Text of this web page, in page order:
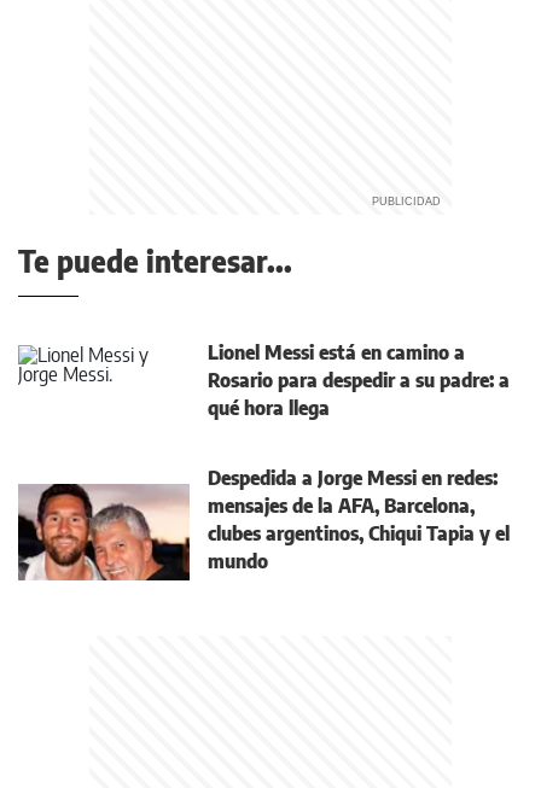
Te puede interesar...
Lionel Messi está en camino a
Rosario para despedir a su padre: a
qué hora llega
Despedida a Jorge Messi en redes:
mensajes de la AFA, Barcelona,
clubes argentinos, Chiqui Tapia y el
mundo